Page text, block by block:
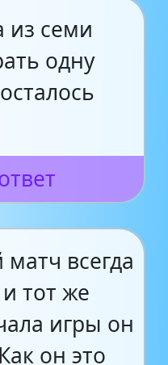
из семи
одну
всегда
тот же
игры он
он это